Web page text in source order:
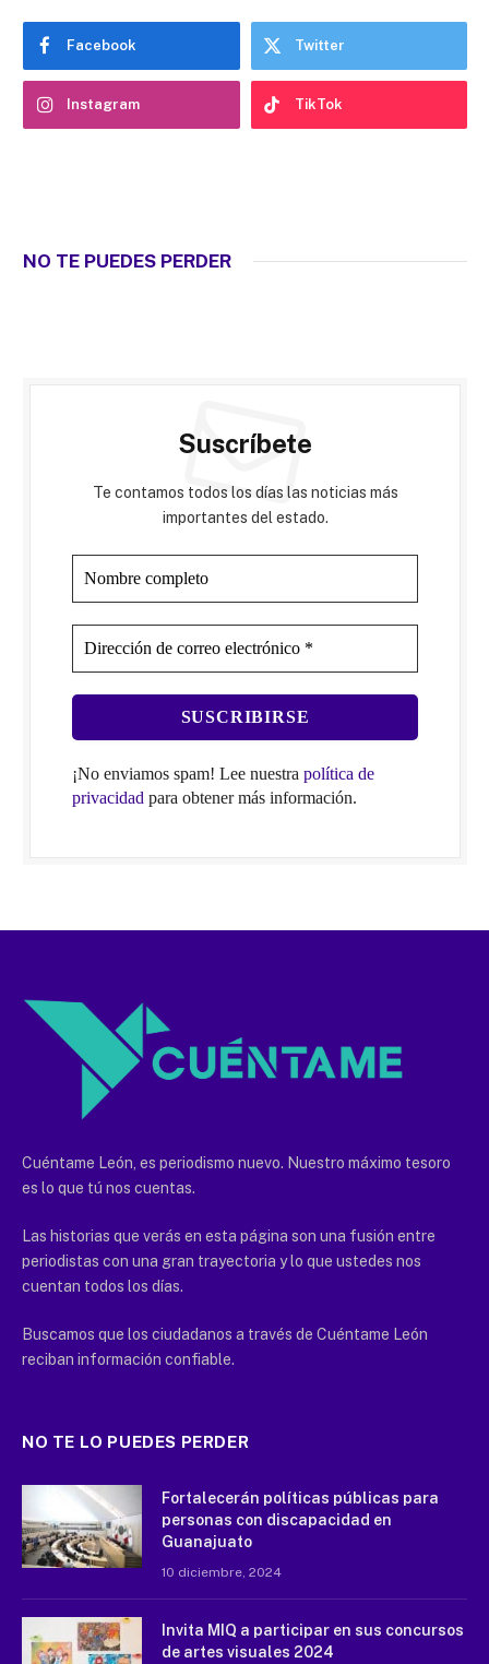
Facebook Twitter
Instagram TikTok
NO TE PUEDES PERDER
Suscríbete
Te contamos todos los días las noticias más
importantes del estado.
¡No enviamos spam! Lee nuestra política de
privacidad para obtener más información.
Cuéntame León, es periodismo nuevo. Nuestro máximo tesoro
es lo que tú nos cuentas.
Las historias que verás en esta página son una fusión entre
periodistas con una gran trayectoria y lo que ustedes nos
cuentan todos los días.
Buscamos que los ciudadanos a través de Cuéntame León
reciban información confiable.
NO TE LO PUEDES PERDER
Fortalecerán políticas públicas para
personas con discapacidad en
Guanajuato
10 diciembre, 2024
Invita MIQ a participar en sus concursos
de artes visuales 2024